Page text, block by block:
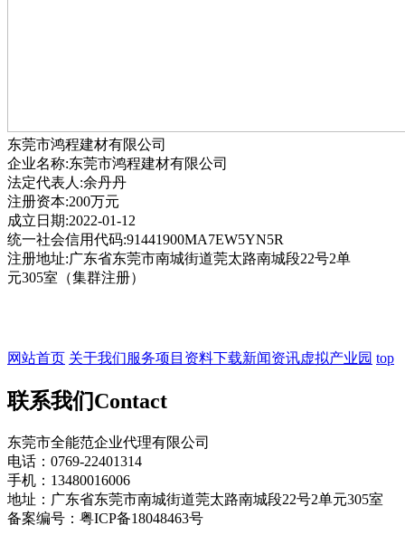
东莞市鸿程建材有限公司
企业名称:东莞市鸿程建材有限公司
法定代表人:余丹丹
注册资本:200万元
成立日期:2022-01-12
统一社会信用代码:91441900MA7EW5YN5R
注册地址:广东省东莞市南城街道莞太路南城段22号2单
元305室（集群注册）
网站首页 关于我们服务项目 资料下载新闻资讯虚拟产业园 top
联系我们Contact
东莞市全能范企业代理有限公司
电话：0769-22401314
手机：13480016006
地址：广东省东莞市南城街道莞太路南城段22号2单元305室
备案编号：粤ICP备18048463号